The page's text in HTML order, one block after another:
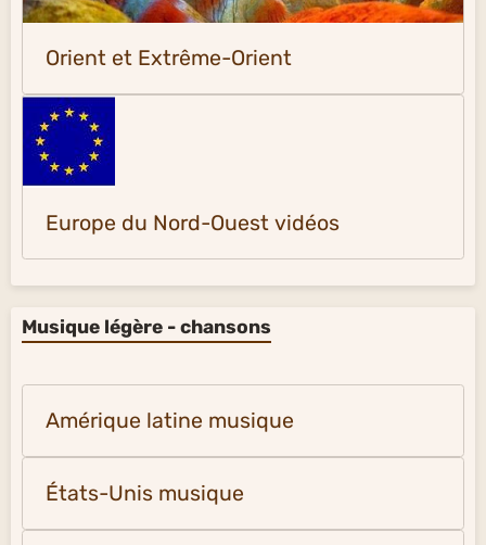
Orient et Extrême-Orient
Europe du Nord-Ouest vidéos
Musique légère - chansons
Amérique latine musique
États-Unis musique